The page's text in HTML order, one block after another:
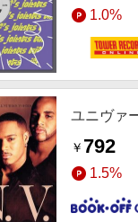
1.0%
ユニヴァ
￥ 792
1.5%